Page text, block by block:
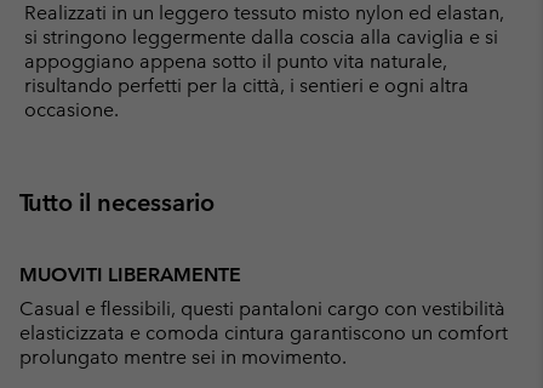
Realizzati in un leggero tessuto misto nylon ed elastan,
si stringono leggermente dalla coscia alla caviglia e si
appoggiano appena sotto il punto vita naturale,
risultando perfetti per la città, i sentieri e ogni altra
occasione.
Tutto il necessario
MUOVITI LIBERAMENTE
Casual e flessibili, questi pantaloni cargo con vestibilità
elasticizzata e comoda cintura garantiscono un comfort
prolungato mentre sei in movimento.